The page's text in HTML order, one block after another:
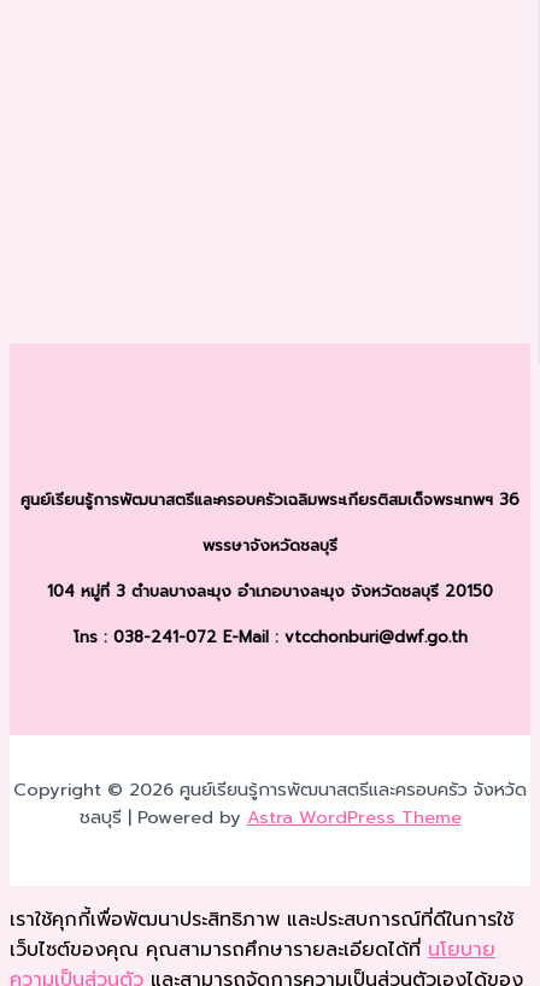
ศูนย์เรียนรู้การพัฒนาสตรีและครอบครัวเฉลิมพระเกียรติสมเด็จพระเทพฯ 36
พรรษาจังหวัดชลบุรี
104 หมู่ที่ 3 ตำบลบางละมุง อำเภอบางละมุง จังหวัดชลบุรี 20150
โทร : 038-241-072 E-Mail : vtcchonburi@dwf.go.th
Copyright © 2026 ศูนย์เรียนรู้การพัฒนาสตรีและครอบครัว จังหวัด
ชลบุรี | Powered byAstra WordPress Theme
เราใช้คุกกี้เพื่อพัฒนาประสิทธิภาพ และประสบการณ์ที่ดีในการใช้
เว็บไซต์ของคุณ คุณสามารถศึกษารายละเอียดได้ที่ นโยบาย
ความเป็นส่วนตัว และสามารถจัดการความเป็นส่วนตัวเองได้ของ